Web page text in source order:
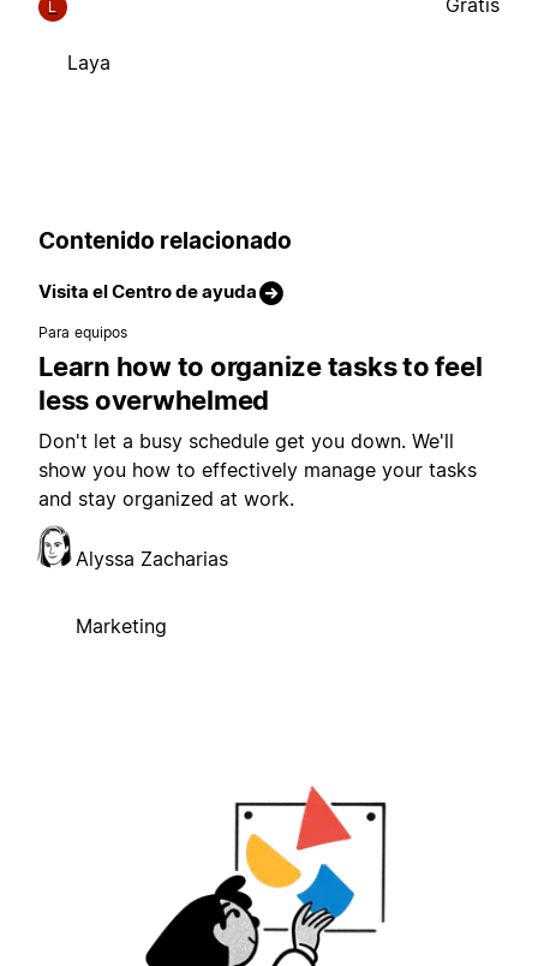
L
Laya
Contenido relacionado
Visita el Centro de ayuda
Para equipos
Learn how to organize tasks to feel
less overwhelmed
Don't let a busy schedule get you down. We'll
show you how to effectively manage your tasks
and stay organized at work.
Alyssa Zacharias
Marketing